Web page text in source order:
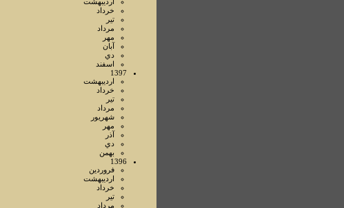
خرداد
تير
مرداد
مهر
آبان
دي
اسفند
1397
ارديبهشت
خرداد
تير
مرداد
شهريور
مهر
آذر
دي
بهمن
1396
فروردين
ارديبهشت
خرداد
تير
مرداد